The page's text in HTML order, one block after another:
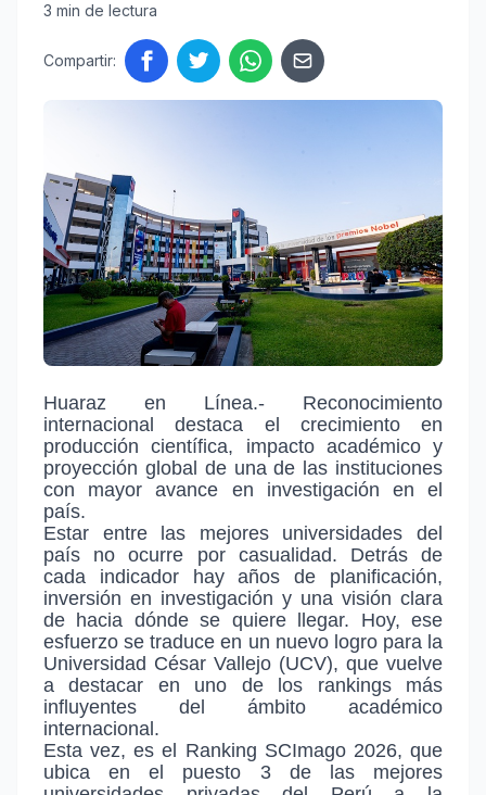
3 min de lectura
Compartir:
Huaraz en Línea.- Reconocimiento
internacional destaca el crecimiento en
producción científica, impacto académico y
proyección global de una de las instituciones
con mayor avance en investigación en el
país.
Estar entre las mejores universidades del
país no ocurre por casualidad. Detrás de
cada indicador hay años de planificación,
inversión en investigación y una visión clara
de hacia dónde se quiere llegar. Hoy, ese
esfuerzo se traduce en un nuevo logro para la
Universidad César Vallejo (UCV), que vuelve
a destacar en uno de los rankings más
influyentes del ámbito académico
internacional.
Esta vez, es el Ranking SCImago 2026, que
ubica en el puesto 3 de las mejores